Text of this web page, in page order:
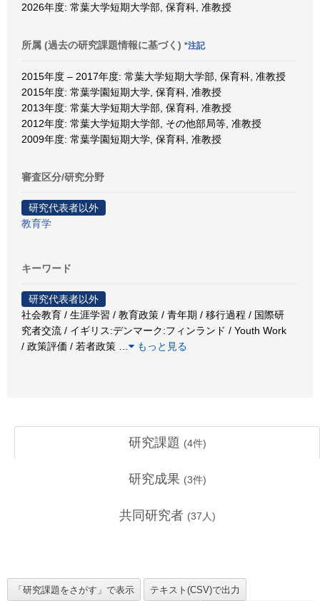
2026年度: 常葉大学短期大学部, 保育科, 准教授
所属 (過去の研究課題情報に基づく) *注記
2015年度 – 2017年度: 常葉大学短期大学部, 保育科, 准教授
2015年度: 常葉学園短期大学, 保育科, 准教授
2013年度: 常葉大学短期大学部, 保育科, 准教授
2012年度: 常葉大学短期大学部, その他部局等, 准教授
2009年度: 常葉学園短期大学, 保育科, 准教授
審査区分/研究分野
研究代表者以外
教育学
キーワード
研究代表者以外
社会教育 / 生涯学習 / 教育政策 / 青年期 / 移行過程 / 国際研
究者交流 / イギリス:デンマーク:フィンランド / Youth Work
/ 政策評価 / 若者政策
もっと見る
研究課題 (4件)
研究成果 (3件)
共同研究者 (37 人)